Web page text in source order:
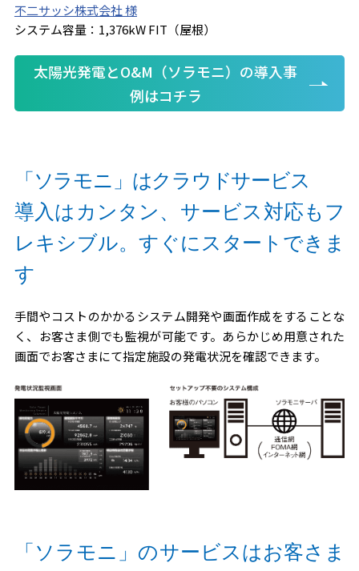
不二サッシ株式会社 様
システム容量：1,376kW FIT（屋根）
太陽光発電とO&M（ソラモニ）の導入事
例はコチラ
「ソラモニ」はクラウドサービス
導入はカンタン、サービス対応もフ
レキシブル。すぐにスタートできま
す
手間やコストのかかるシステム開発や画面作成をすることな
く、お客さま側でも監視が可能です。あらかじめ用意された
画面でお客さまにて指定施設の発電状況を確認できます。
「ソラモニ」のサービスはお客さま